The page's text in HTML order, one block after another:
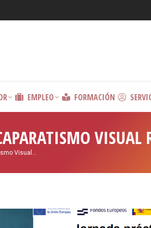
EMPLEO FORMACIÓN
VISUAL
Visual…